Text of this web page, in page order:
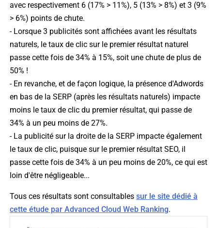
avec respectivement 6 (17% > 11%), 5 (13% > 8%) et 3 (9%
> 6%) points de chute.
- Lorsque 3 publicités sont affichées avant les résultats
naturels, le taux de clic sur le premier résultat naturel
passe cette fois de 34% à 15%, soit une chute de plus de
50% !
- En revanche, et de façon logique, la présence d'Adwords
en bas de la SERP (après les résultats naturels) impacte
moins le taux de clic du premier résultat, qui passe de
34% à un peu moins de 27%.
- La publicité sur la droite de la SERP impacte également
le taux de clic, puisque sur le premier résultat SEO, il
passe cette fois de 34% à un peu moins de 20%, ce qui est
loin d'être négligeable...
Tous ces résultats sont consultables sur le site dédié à
cette étude par Advanced Cloud Web Ranking.